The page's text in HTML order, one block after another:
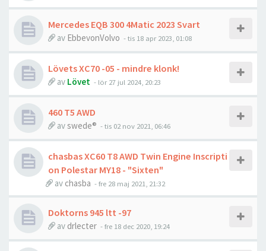
Mercedes EQB 300 4Matic 2023 Svart
av EbbevonVolvo - tis 18 apr 2023, 01:08
Lövets XC70 -05 - mindre klonk!
av Lövet - lör 27 jul 2024, 20:23
460 T5 AWD
avswede® - tis 02 nov 2021, 06:46
chasbas XC60 T8 AWD Twin Engine Inscripti
on Polestar MY18 - "Sixten"
av chasba - fre 28 maj 2021, 21:32
Doktorns 945 ltt -97
av drlecter - fre 18 dec 2020, 19:24